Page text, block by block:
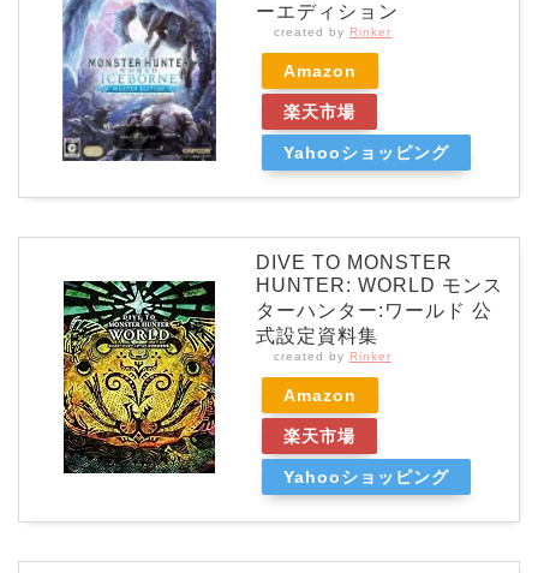
ーエディション
created by Rinker
Amazon
楽天市場
Yahooショッピング
DIVE TO MONSTER
HUNTER: WORLD モンス
ターハンター:ワールド 公
式設定資料集
created by Rinker
Amazon
楽天市場
Yahooショッピング